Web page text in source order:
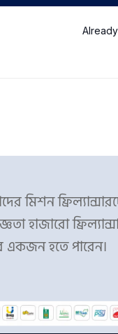
মিশন
হাজারো
একজন হতে পারেন।